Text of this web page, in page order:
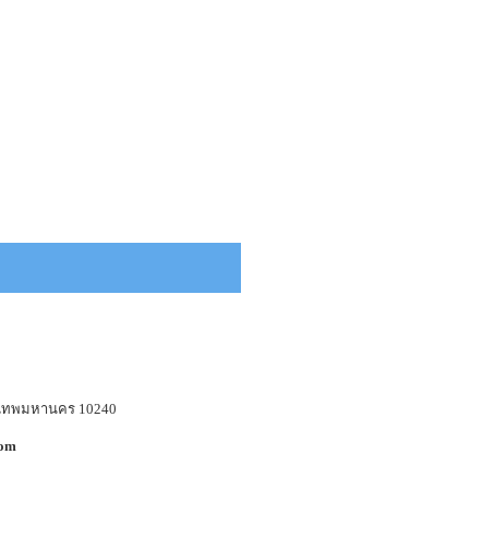
ทพมหานคร 10240